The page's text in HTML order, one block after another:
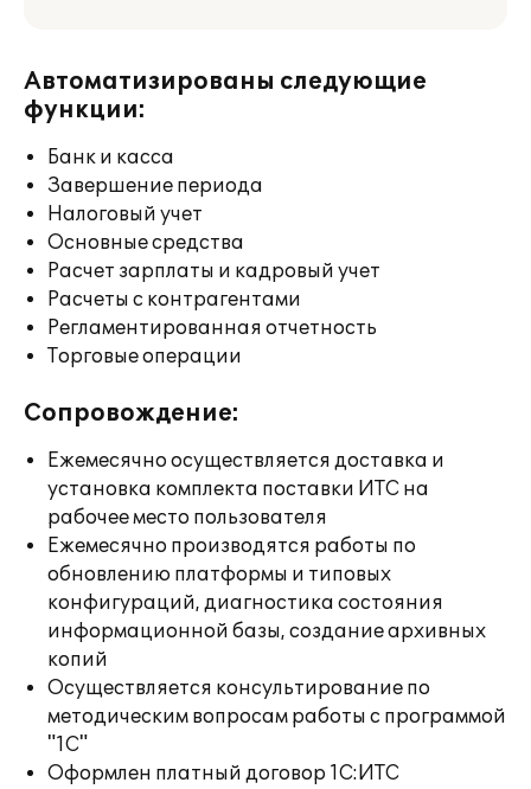
Автоматизированы следующие
функции:
Банк и касса
Завершение периода
Налоговый учет
Основные средства
Расчет зарплаты и кадровый учет
Расчеты с контрагентами
Регламентированная отчетность
Торговые операции
Сопровождение:
Ежемесячно осуществляется доставка и
установка комплекта поставки ИТС на
рабочее место пользователя
Ежемесячно производятся работы по
обновлению платформы и типовых
конфигураций, диагностика состояния
информационной базы, создание архивных
копий
Осуществляется консультирование по
методическим вопросам работы с программой
"1С"
Оформлен платный договор 1С:ИТС